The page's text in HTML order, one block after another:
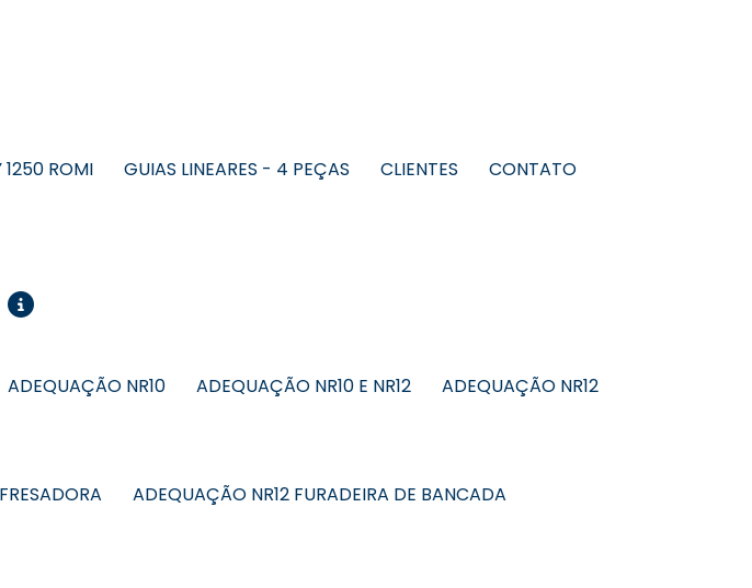
1250 ROMI GUIAS LINEARES - 4 PEÇAS CLIENTES CONTATO
ADEQUAÇÃO NR10 ADEQUAÇÃO NR10 E NR12 ADEQUAÇÃO NR12
ADEQUAÇÃO NR12 FURADEIRA DE BANCADA